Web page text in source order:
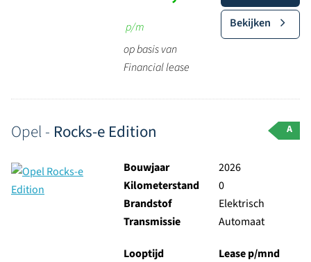
p/m
op basis van
Financial lease
Bekijken
Opel - Rocks-e Edition A
Bouwjaar
2026
Kilometerstand
0
Brandstof
Elektrisch
Transmissie
Automaat
Looptijd
Lease p/mnd